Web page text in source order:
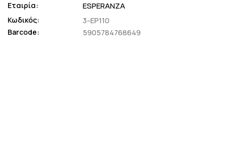
Εταιρία: ESPERANZA
Κωδικός: 3-EP110
Barcode: 5905784768649